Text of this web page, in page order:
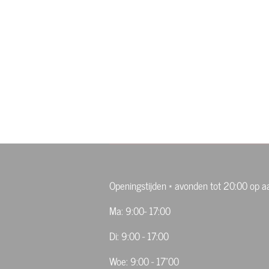
Openingstijden * avonden tot 20:00 op
Ma: 9:00- 17:00
Di: 9:00 - 17:00
Woe: 9:00 - 17"00